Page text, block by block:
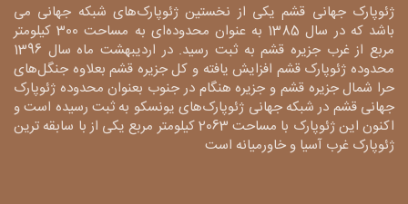
ژئوپارک جهانی قشم یکی از نخستین ژئوپارک‌های شبکه جهانی می
باشد که در سال 1385 به عنوان محدوده‌ای به مساحت 300 کیلومتر
مربع از غرب جزیره قشم به ثبت رسید. در اردیبهشت ماه سال 1396
محدوده ژئوپارک قشم افزایش یافته و کل جزیره قشم بعلاوه جنگل‌های
حرا شمال جزیره قشم و جزیره هنگام در جنوب بعنوان محدوده ژئوپارک
جهانی قشم در شبکه جهانی ژئوپارک‌های یونسکو به ثبت رسیده است و
اکنون این ژئوپارک با مساحت 2063 کیلومتر مربع یکی از با سابقه ترین
ژئوپارک غرب آسیا و خاورمیانه است